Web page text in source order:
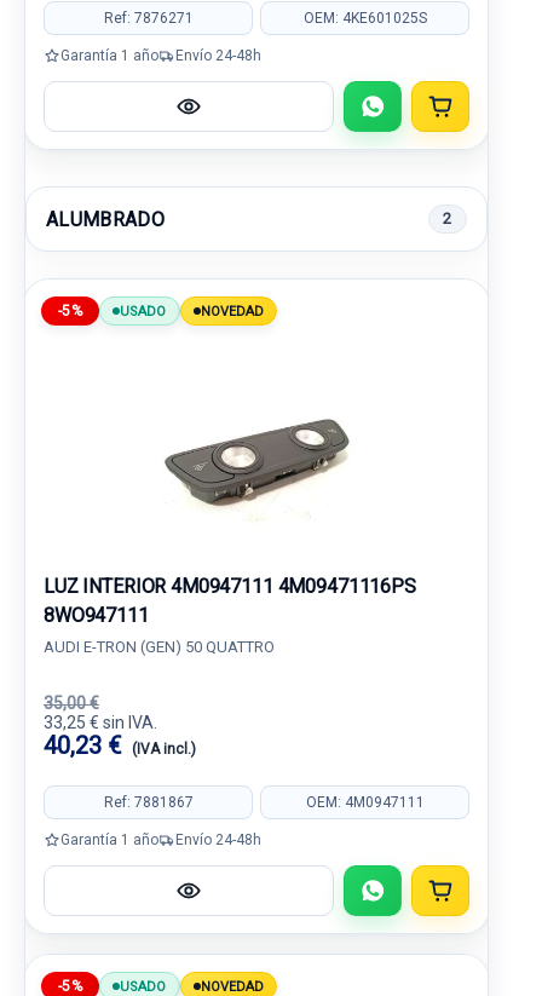
Ref: 7876271 OEM: 4KE601025S
Garantía 1 año Envío 24-48h
ALUMBRADO 2
-5% USADO NOVEDAD
LUZ INTERIOR 4M0947111 4M09471116PS
8WO947111
AUDI E-TRON (GEN) 50 QUATTRO
35,00 €
33,25 € sin IVA.
40,23 € (IVA incl.)
Ref: 7881867 OEM: 4M0947111
Garantía 1 año Envío 24-48h
-5% USADO NOVEDAD